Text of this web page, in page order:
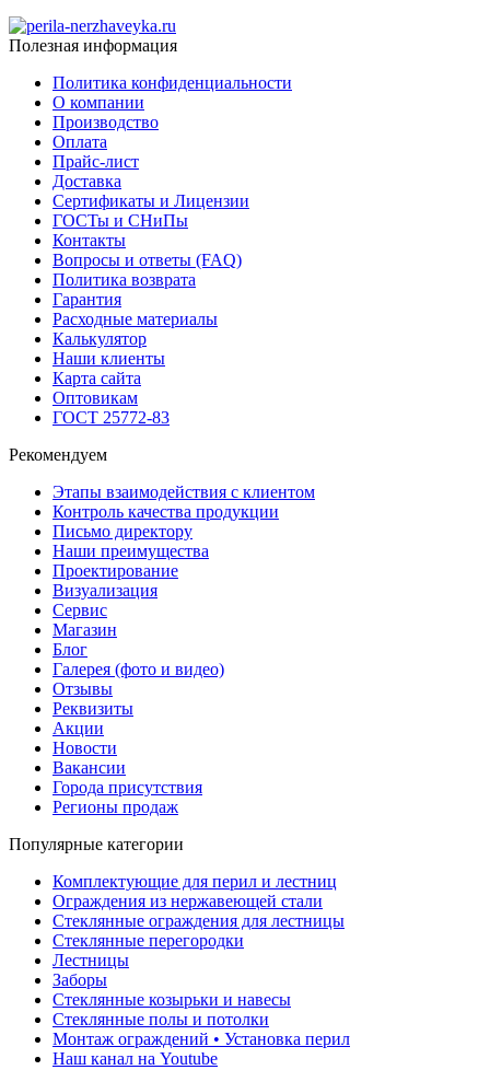
Полезная информация
Политика конфиденциальности
О компании
Производство
Оплата
Прайс-лист
Доставка
Сертификаты и Лицензии
ГОСТы и СНиПы
Контакты
Вопросы и ответы (FAQ)
Политика возврата
Гарантия
Расходные материалы
Калькулятор
Наши клиенты
Карта сайта
Оптовикам
ГОСТ 25772-83
Рекомендуем
Этапы взаимодействия с клиентом
Контроль качества продукции
Письмо директору
Наши преимущества
Проектирование
Визуализация
Сервис
Магазин
Блог
Галерея (фото и видео)
Отзывы
Реквизиты
Акции
Новости
Вакансии
Города присутствия
Регионы продаж
Популярные категории
Комплектующие для перил и лестниц
Ограждения из нержавеющей стали
Стеклянные ограждения для лестницы
Стеклянные перегородки
Лестницы
Заборы
Стеклянные козырьки и навесы
Стеклянные полы и потолки
Монтаж ограждений • Установка перил
Наш канал на Youtube